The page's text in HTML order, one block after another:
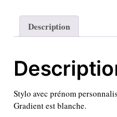
i
c
c
o
Description
Stylo avec prénom
Gradient est blanche.